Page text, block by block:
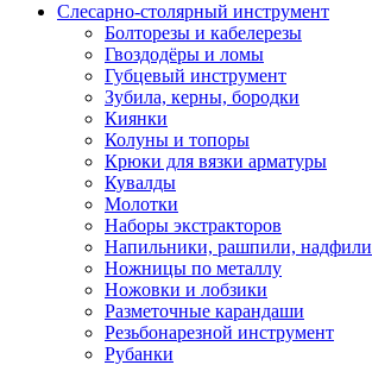
Слесарно-столярный инструмент
Болторезы и кабелерезы
Гвоздодёры и ломы
Губцевый инструмент
Зубила, керны, бородки
Киянки
Колуны и топоры
Крюки для вязки арматуры
Кувалды
Молотки
Наборы экстракторов
Напильники, рашпили, надфили
Ножницы по металлу
Ножовки и лобзики
Разметочные карандаши
Резьбонарезной инструмент
Рубанки